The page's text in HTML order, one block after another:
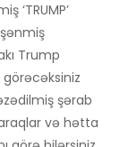
‘TRUMP’
Trump
şərab
və hətta